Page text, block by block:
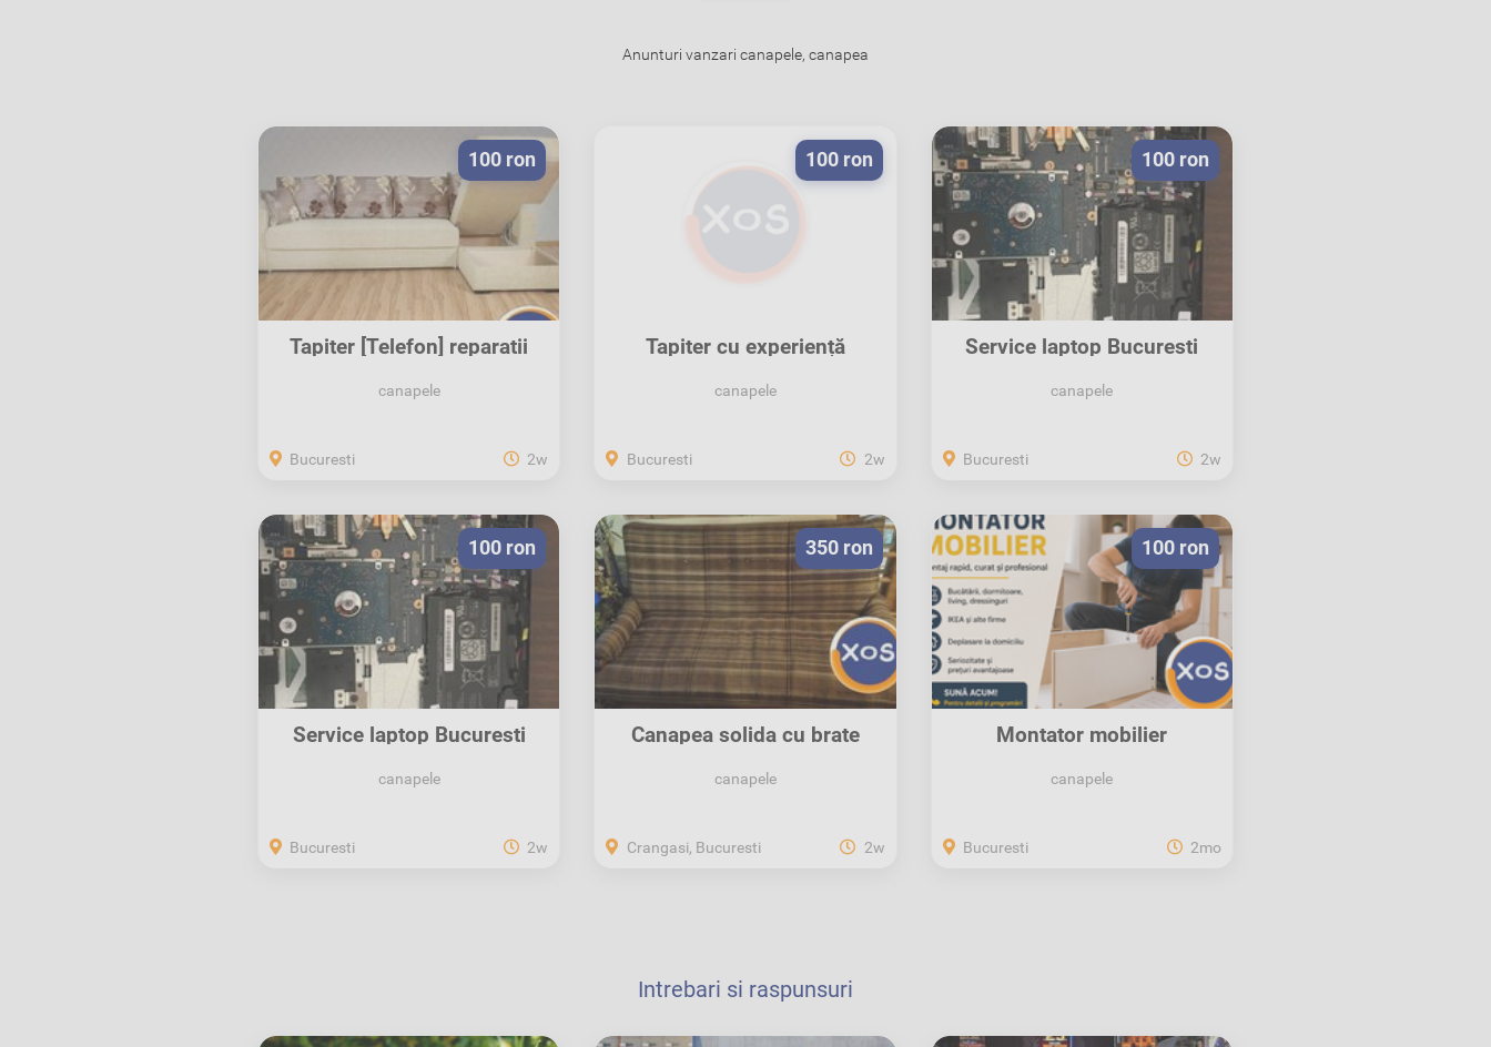
Anunturi vanzari canapele, canapea
Tapiter [Telefon] reparatii
canapele
100 ron
Bucuresti 2w
Tapiter cu experiență
canapele
100 ron
Bucuresti 2w
Service laptop Bucuresti
canapele
100 ron
Bucuresti 2w
Service laptop Bucuresti
canapele
100 ron
Bucuresti 2w
Canapea solida cu brate
canapele
350 ron
Crangasi, Bucuresti 2w
Montator mobilier
canapele
100 ron
Bucuresti 2mo
Intrebari si raspunsuri